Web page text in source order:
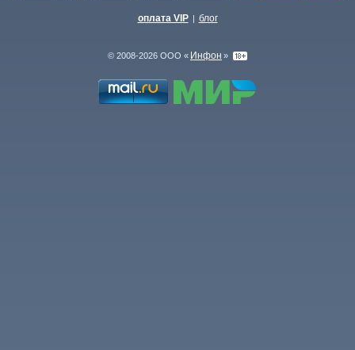
оплата VIP | блог
© 2008-2026 ООО « Инфон »